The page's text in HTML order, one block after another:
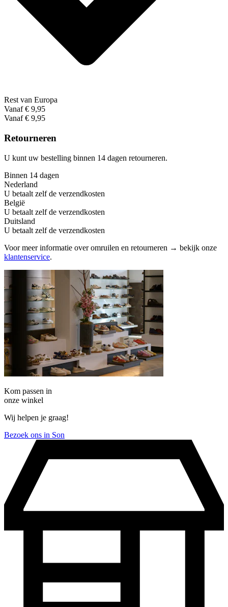
Rest van Europa
Vanaf € 9,95
Vanaf € 9,95
Retourneren
U kunt uw bestelling binnen 14 dagen retourneren.
Binnen 14 dagen
Nederland
U betaalt zelf de verzendkosten
België
U betaalt zelf de verzendkosten
Duitsland
U betaalt zelf de verzendkosten
Voor meer informatie over omruilen en retourneren → bekijk onze
klantenservice.
Kom passen in
onze winkel
Wij helpen je graag!
Bezoek ons in Son